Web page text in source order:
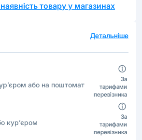
товару у магазинах
Детальніше
або на поштомат
За
тарифами
перевізника
кур’єром
За
тарифами
перевізника